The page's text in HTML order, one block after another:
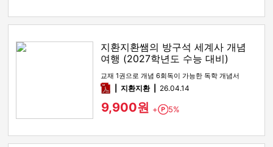
지환지환쌤의 방구석 세계사 개념
여행 (2027학년도 수능 대비)
교재 1권으로 개념 6회독이 가능한 독학 개념서
pdf지환지환 26.04.14
9,900원 + Point
5%